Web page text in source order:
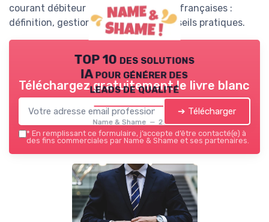
courant débiteur pour les entreprises françaises :
définition, gestion, cadre légal et conseils pratiques.
TOP 10 des solutions
IA pour générer des
leads de qualité
Name & Shame — 2026
Téléchargez gratuitement le livre blanc
➔ Télécharger
* En remplissant ce formulaire, j’accepte d’être contacté(e) à
des fins commerciales par Name & Shame et ses partenaires.